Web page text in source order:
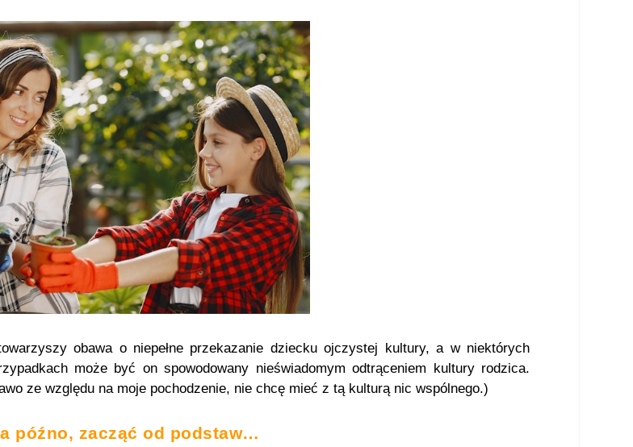
obawa o niepełne przekazanie dziecku ojczystej kultury, a w niektórych
może być on spowodowany nieświadomym odtrąceniem kultury rodzica.
ze względu na moje pochodzenie, nie chcę mieć z tą kulturą nic wspólnego.)
późno, zacząć od podstaw…